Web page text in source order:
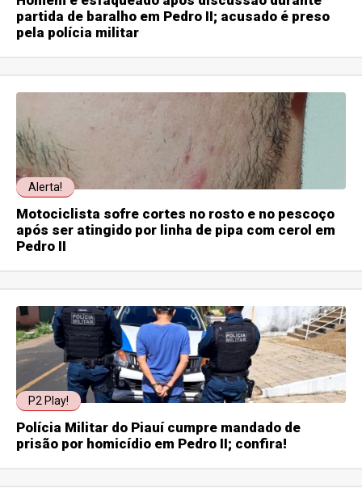
partida de baralho em Pedro II; acusado é preso
pela polícia militar
Alerta!
Motociclista sofre cortes no rosto e no pescoço
após ser atingido por linha de pipa com cerol em
Pedro II
P2 Play!
Polícia Militar do Piauí cumpre mandado de
prisão por homicídio em Pedro II; confira!